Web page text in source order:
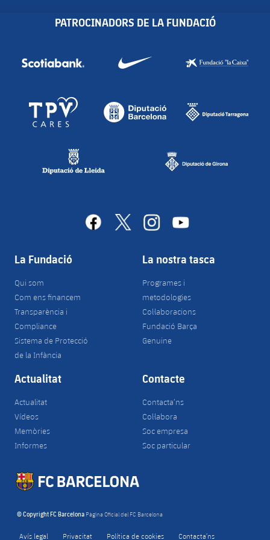
PATROCINADORS DE LA FUNDACIÓ
facebook
x instagramyoutube
La Fundació
Qui som
Com ens financem
Transparència i
Compliance
Sistema de Protecció
de la Infància
La nostra tasca
Programes i
metodologies
Col·laboracions
Fundació Barça
Genuine
Actualitat
Actualitat
Vídeos
Memòries
Informes
Contacte
Contacta’ns
Col·labora
Soc empresa
Soc particular
© Copyright FC Barcelona Pàgina Oficial del FC Barcelona
Avís legal Privacitat Política de cookies Contacta’ns